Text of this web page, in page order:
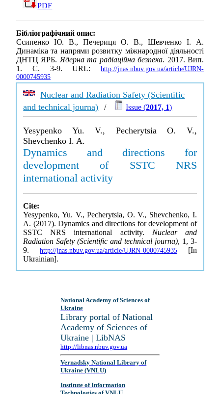
PDF
Бібліографічний опис:
Єсипенко Ю. В., Печериця О. В., Шевченко І. А.
Динаміка та напрями розвитку міжнародної діяльності
ДНТЦ ЯРБ.Ядерна та радіаційна безпека. 2017. Вип.
1. С. 3-9. URL: http://jnas.nbuv.gov.ua/article/UJRN-
0000745935
Nuclear and Radiation Safety (Scientific
and technical journa) / Issue (2017, 1)
Yesypenko Yu. V., Pecherytsia O. V.,
Shevchenko I. A.
Dynamics and directions for
development of SSTC NRS
international activity
Cite:
Yesypenko, Yu. V., Pecherytsia, O. V., Shevchenko, I.
A. (2017). Dynamics and directions for development of
SSTC NRS international activity. Nuclear and
Radiation Safety (Scientific and technical journa), 1, 3-
9. http://jnas.nbuv.gov.ua/article/UJRN-0000745935 [In
Ukrainian].
National Academy of Sciences of
Ukraine
Library portal of National
Academy of Sciences of
Ukraine | LibNAS
http://libnas.nbuv.gov.ua
Vernadsky National Library of
Ukraine (VNLU)
Institute of Information